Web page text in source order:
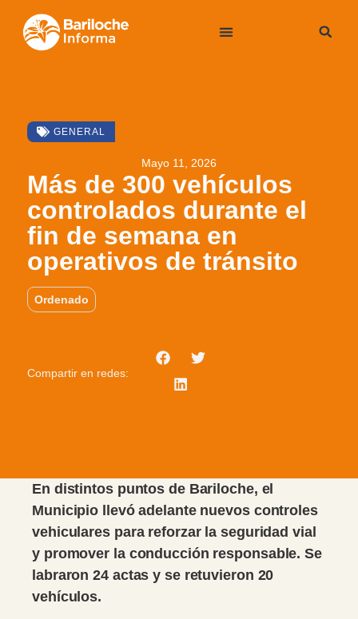
GENERAL
Mayo 11, 2026
Más de 300 vehículos
controlados durante el
fin de semana en
operativos de tránsito
Ordenado
Compartir en redes:
En distintos puntos de Bariloche, el
Municipio llevó adelante nuevos controles
vehiculares para reforzar la seguridad vial
y promover la conducción responsable. Se
labraron 24 actas y se retuvieron 20
vehículos.